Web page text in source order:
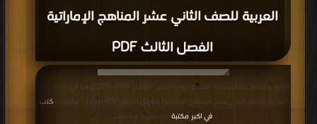
العربية للصف الثاني عشر المناهج الإماراتية
الفصل الثالث PDF
قراءة و تحميل كتاب كتاب ملخص رواية الأمير الصغير, 2018-2019 وهو في مادة اللغة
العربية للصف الثاني عشر المناهج الإماراتية الفصل الثالث PDF مجانا | مكتبة >
كتب
في اكبر مكتبة
| التحميل : مرة/مرات